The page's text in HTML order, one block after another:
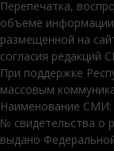
Перепечатка,
объеме
размещенной на
согласия редакций
При поддержке
массовым
Наименование СМИ:
№ свидетельства о
выдано